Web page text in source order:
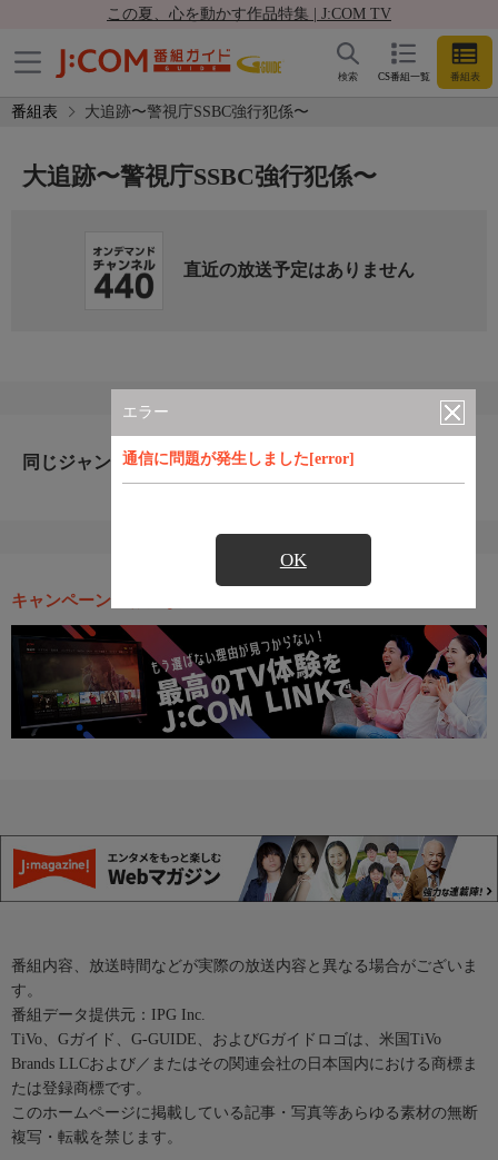
この夏、心を動かす作品特集 | J:COM TV
CS番組一覧 番組表
検索
番組表 大追跡〜警視庁SSBC強行犯係〜
エラー
通信に問題が発生しました[error]
OK
大追跡〜警視庁SSBC強行犯係〜
直近の放送予定はありません
同じジャンルのおすすめ番組
キャンペーン・お得な情報
番組内容、放送時間などが実際の放送内容と異なる場合がございま
す。
番組データ提供元：IPG Inc.
TiVo、Gガイド、G-GUIDE、およびGガイドロゴは、米国TiVo
Brands LLCおよび／またはその関連会社の日本国内における商標ま
たは登録商標です。
このホームページに掲載している記事・写真等あらゆる素材の無断
複写・転載を禁じます。